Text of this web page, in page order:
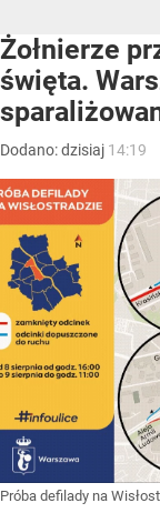
Żołnierze
święta.
Dodano:dzisiaj 14:19
Próba defilady na